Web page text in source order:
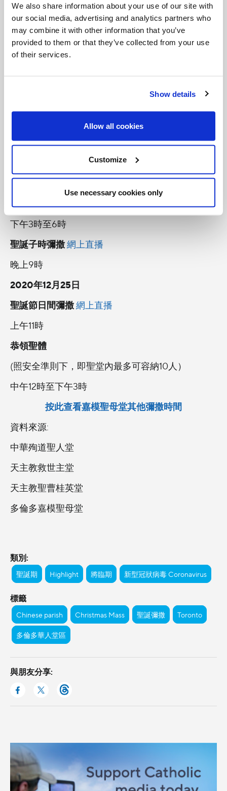
We also share information about your use of our site with
our social media, advertising and analytics partners who
may combine it with other information that you’ve
provided to them or that they’ve collected from your use
of their services.
Show details
Allow all cookies
Customize
Use necessary cookies only
2020年12 月 24 日
聖誕子夜彌撒 (粵語 & 國語) 網上直播
晚上 9 時
【嘉模聖母堂】
恭領聖體
(照安全準則下，即聖堂內最多可容納10人）
下午3時至6時
聖誕子時彌撒網上直播
晚上9時
2020年12月25日
聖誕節日間彌撒網上直播
上午11時
恭領聖體
(照安全準則下，即聖堂內最多可容納10人）
中午12時至下午3時
按此查看嘉模聖母堂其他彌撒時間
資料來源:
中華殉道聖人堂
天主教救世主堂
天主教聖曹桂英堂
多倫多嘉模聖母堂
類別:
聖誕期 Highlight 將臨期 新型冠狀病毒 Coronavirus
標籤
Chinese parish Christmas Mass 聖誕彌撒 Toronto
多倫多華人堂區
與朋友分享: